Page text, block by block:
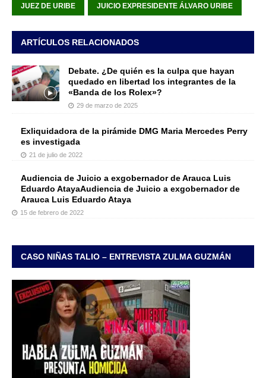
JUEZ DE URIBE JUICIO EXPRESIDENTE ÁLVARO URIBE
ARTÍCULOS RELACIONADOS
Debate. ¿De quién es la culpa que hayan
quedado en libertad los integrantes de la
«Banda de los Rolex»?
29 de marzo de 2025
Exliquidadora de la pirámide DMG Maria Mercedes Perry
es investigada
21 de julio de 2022
Audiencia de Juicio a exgobernador de Arauca Luis
Eduardo AtayaAudiencia de Juicio a exgobernador de
Arauca Luis Eduardo Ataya
15 de febrero de 2022
CASO NIÑAS TALIO – ENTREVISTA ZULMA GUZMÁN